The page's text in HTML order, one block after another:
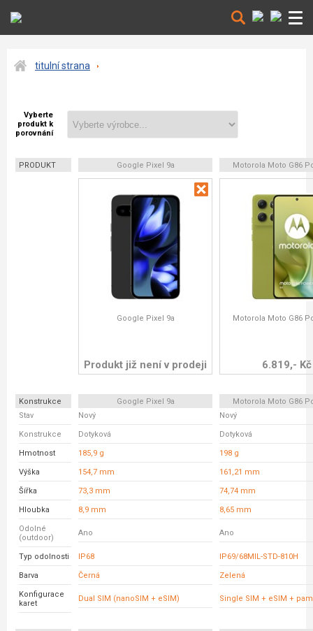
titulní strana
Vyberte
produkt k
porovnání
PRODUKT Google Pixel 9a Motorola Moto G86
Google Pixel 9a
Produkt již není v prodeji
Motorola Moto G86
6.819,- Kč
Konstrukce Google Pixel 9a
Motorola Moto G86
Stav
Nový Nový
Konstrukce Dotyková Dotyková
Hmotnost 185,9 g 198 g
Výška 154,7 mm 161,21 mm
Šířka 73,3 mm 74,74 mm
Hloubka 8,9 mm 8,65 mm
Odolné
(outdoor)
Ano Ano
Typ odolnosti IP68 IP69/68MIL-STD-810H
Barva Černá Zelená
Konfigurace
karet
Dual SIM (nanoSIM + eSIM) Single SIM + eSIM +